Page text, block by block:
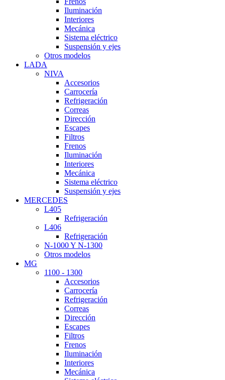
Iluminación
Interiores
Mecánica
Sistema eléctrico
Suspensión y ejes
Otros modelos
LADA
NIVA
Accesorios
Carrocería
Refrigeración
Correas
Dirección
Escapes
Filtros
Frenos
Iluminación
Interiores
Mecánica
Sistema eléctrico
Suspensión y ejes
MERCEDES
L405
Refrigeración
L406
Refrigeración
N-1000 Y N-1300
Otros modelos
MG
1100 - 1300
Accesorios
Carrocería
Refrigeración
Correas
Dirección
Escapes
Filtros
Frenos
Iluminación
Interiores
Mecánica